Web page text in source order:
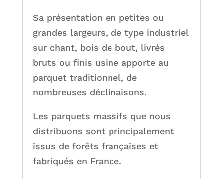
Sa présentation en petites ou
grandes largeurs, de type industriel
sur chant, bois de bout, livrés
bruts ou finis usine apporte au
parquet traditionnel, de
nombreuses déclinaisons.
Les parquets massifs que nous
distribuons sont principalement
issus de forêts françaises et
fabriqués en France.